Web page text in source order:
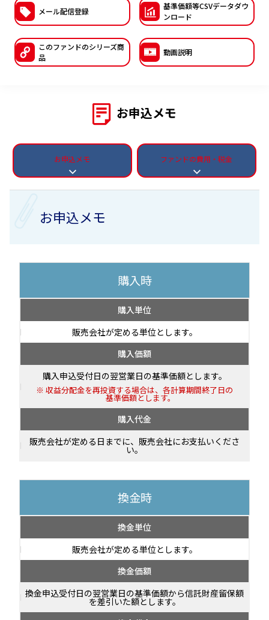
国内株式議決権行使の方針と判断基準
メール配信登録
基準価額等CSVデータダウ
ンロード
このファンドのシリーズ商
品
動画説明
お申込メモ
お申込メモ ファンドの費用・税金
お申込メモ
購入時
購入単位
販売会社が定める単位とします。
購入価額
購入申込受付日の翌営業日の基準価額とします。
収益分配金を再投資する場合は、各計算期間終了日の
基準価額とします。
購入代金
販売会社が定める日までに、販売会社にお支払いくださ
い。
換金時
換金単位
販売会社が定める単位とします。
換金価額
換金申込受付日の翌営業日の基準価額から信託財産留保額
を差引いた額とします。